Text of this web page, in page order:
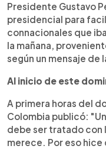
Presidente Gustavo
presidencial para
connacionales que
la mañana,
según un mensaje de
Al inicio de este
A primera horas del
Colombia publicó:
debe ser tratado con
merece. Por eso hice